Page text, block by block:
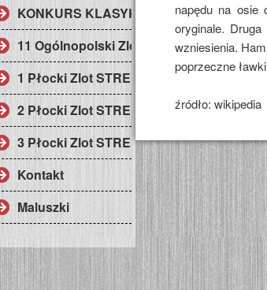
KONKURS KLASYK ROKU
11 Ogólnopolski Zlot Fiata 126p
1 Płocki Zlot STREFA KLASYKÓW
2 Płocki Zlot STREFA KLASYKÓW
3 Płocki Zlot STREFA KLASYKÓW
Kontakt
Maluszki
napędu na osie
oryginale.
wzniesienia.
poprzeczne
źródło: wikipedia